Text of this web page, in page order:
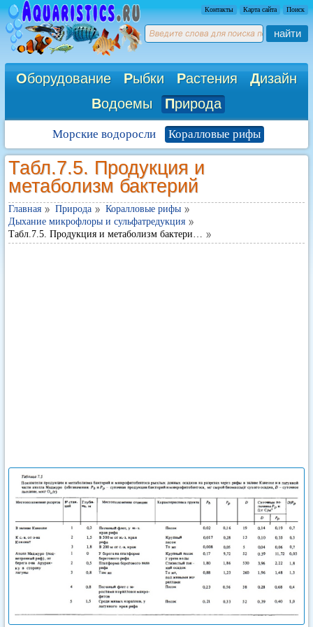
Контакты Карта сайта Поиск
найти
Оборудование Рыбки Растения Дизайн
Водоемы Природа
Морские водоросли Коралловые рифы
Табл.7.5. Продукция и
метаболизм бактерий
Главная Природа
Коралловые рифы
Дыхание микрофлоры и сульфатредукция
Табл.7.5. Продукция и метаболизм бактери…